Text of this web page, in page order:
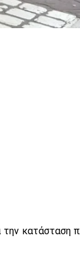
την κατάσταση